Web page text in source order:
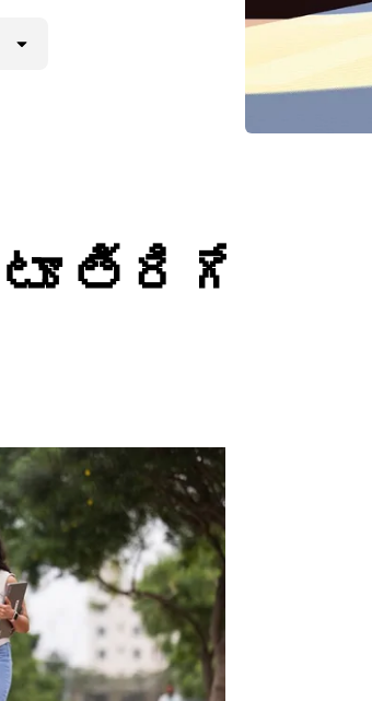
తిరిగే